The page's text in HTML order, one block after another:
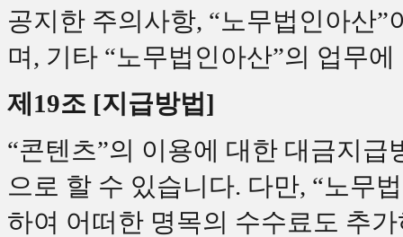
공지한 주의사항, “노무법인아산
며, 기타 “노무법인아산”의 업무
제19조 [지급방법]
“콘텐츠”의 이용에 대한 대금지
으로 할 수 있습니다. 다만, “노무
하여 어떠한 명목의 수수료도 추